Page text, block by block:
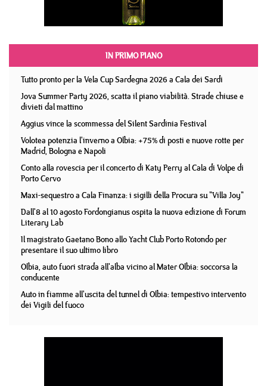
IN PRIMO PIANO
Tutto pronto per la Vela Cup Sardegna 2026 a Cala dei Sardi
Jova Summer Party 2026, scatta il piano viabilità. Strade chiuse e
divieti dal mattino
Aggius vince la scommessa del Silent Sardinia Festival
Volotea potenzia l'inverno a Olbia: +75% di posti e nuove rotte per
Madrid, Bologna e Napoli
Conto alla rovescia per il concerto di Katy Perry al Cala di Volpe di
Porto Cervo
Maxi-sequestro a Cala Finanza: i sigilli della Procura su "Villa Joy"
Dall'8 al 10 agosto Fordongianus ospita la nuova edizione di Forum
Literary Lab
Il magistrato Gaetano Bono allo Yacht Club Porto Rotondo per
presentare il suo ultimo libro
Olbia, auto fuori strada all'alba vicino al Mater Olbia: soccorsa la
conducente
Auto in fiamme all'uscita del tunnel di Olbia: tempestivo intervento
dei Vigili del fuoco